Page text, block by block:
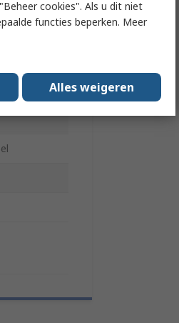
cookies". Als u dit niet
functies beperken. Meer
Alles weigeren